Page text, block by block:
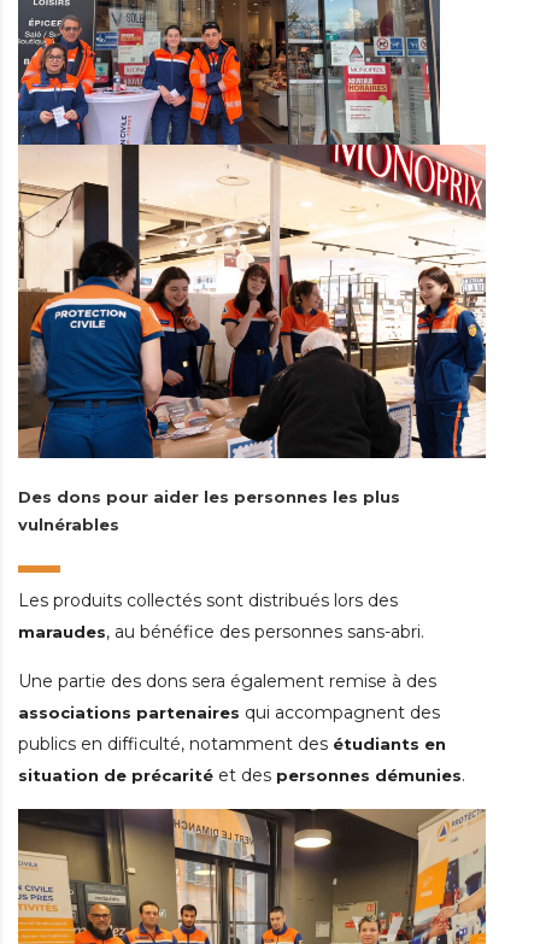
Des dons pour aider les personnes les plus
vulnérables
Les produits collectés sont distribués lors des
maraudes, au bénéfice des personnes sans-abri.
Une partie des dons sera également remise à des
associations partenaires qui accompagnent des
publics en difficulté, notamment des étudiants en
situation de précarité et des personnes démunies.